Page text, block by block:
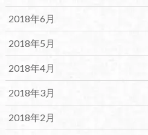
2018年6月
2018年5月
2018年4月
2018年3月
2018年2月